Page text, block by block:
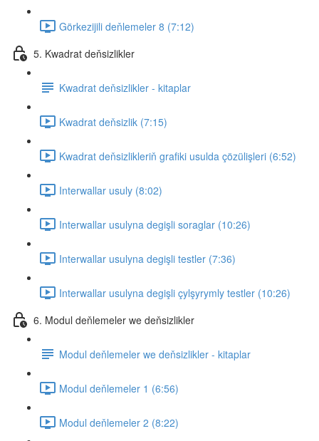
Görkezijili deňlemeler 8 (7:12)
5. Kwadrat deňsizlikler
Kwadrat deňsizlikler - kitaplar
Kwadrat deňsizlik (7:15)
Kwadrat deňsizlikleriň grafiki usulda çözülişleri (6:52)
Interwallar usuly (8:02)
Interwallar usulyna degişli soraglar (10:26)
Interwallar usulyna degişli testler (7:36)
Interwallar usulyna degişli çylşyrymly testler (10:26)
6. Modul deňlemeler we deňsizlikler
Modul deňlemeler we deňsizlikler - kitaplar
Modul deňlemeler 1 (6:56)
Modul deňlemeler 2 (8:22)